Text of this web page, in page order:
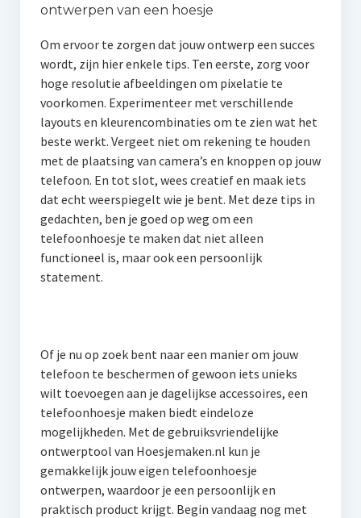
ontwerpen van een hoesje
Om ervoor te zorgen dat jouw ontwerp een succes
wordt, zijn hier enkele tips. Ten eerste, zorg voor
hoge resolutie afbeeldingen om pixelatie te
voorkomen. Experimenteer met verschillende
layouts en kleurencombinaties om te zien wat het
beste werkt. Vergeet niet om rekening te houden
met de plaatsing van camera’s en knoppen op jouw
telefoon. En tot slot, wees creatief en maak iets
dat echt weerspiegelt wie je bent. Met deze tips in
gedachten, ben je goed op weg om een
telefoonhoesje te maken dat niet alleen
functioneel is, maar ook een persoonlijk
statement.
Of je nu op zoek bent naar een manier om jouw
telefoon te beschermen of gewoon iets unieks
wilt toevoegen aan je dagelijkse accessoires, een
telefoonhoesje maken biedt eindeloze
mogelijkheden. Met de gebruiksvriendelijke
ontwerptool van Hoesjemaken.nl kun je
gemakkelijk jouw eigen telefoonhoesje
ontwerpen, waardoor je een persoonlijk en
praktisch product krijgt. Begin vandaag nog met